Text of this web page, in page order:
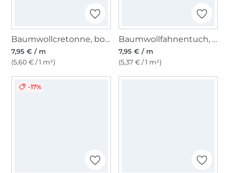
Baumwollcretonne, bordeaux
7,95 € / m
(5,60 € / 1 m²)
Baumwollfahnentuch, taubenblau
7,95 € / m
(5,37 € / 1 m²)
-17%